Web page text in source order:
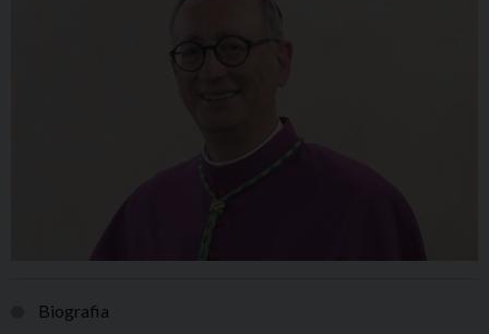
Biografia